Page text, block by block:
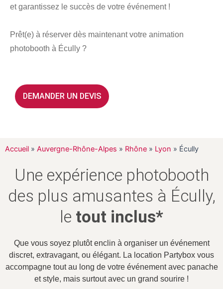
et garantissez le succès de votre événement !
Prêt(e) à réserver dès maintenant votre animation
photobooth à Écully ?
DEMANDER UN DEVIS
Accueil » Auvergne-Rhône-Alpes » Rhône » Lyon » Écully
Une expérience photobooth
des plus amusantes à Écully,
le tout inclus*
Que vous soyez plutôt enclin à organiser un événement
discret, extravagant, ou élégant. La location Partybox vous
accompagne tout au long de votre événement avec panache
et style, mais surtout avec un grand sourire !